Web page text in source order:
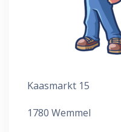
Kaasmarkt 15
1780 Wemmel